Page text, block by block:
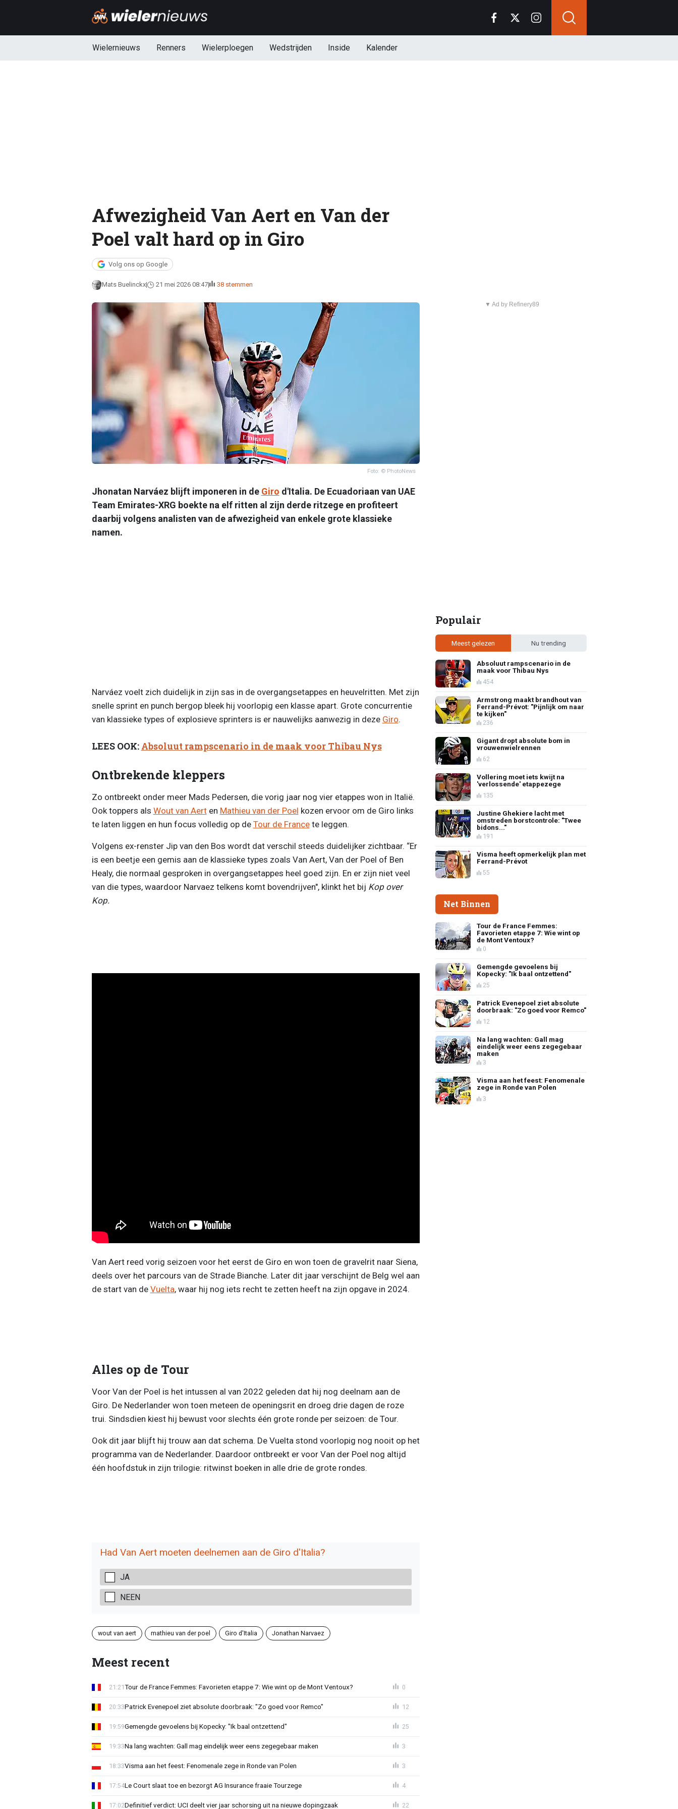
Wielernieuws Renners Wielerploegen Wedstrijden Inside Kalender
Afwezigheid Van Aert en Van der
Poel valt hard op in Giro
Volg ons op Google
Mats Buelinckx 21 mei 2026 08:47 38 stemmen
Foto: © PhotoNews
Jhonatan Narváez blijft imponeren in de Giro d'Italia. De Ecuadoriaan van UAE
Team Emirates-XRG boekte na elf ritten al zijn derde ritzege en profiteert
daarbij volgens analisten van de afwezigheid van enkele grote klassieke
namen.
Narváez voelt zich duidelijk in zijn sas in de overgangsetappes en heuvelritten. Met zijn
snelle sprint en punch bergop bleek hij voorlopig een klasse apart. Grote concurrentie
van klassieke types of explosieve sprinters is er nauwelijks aanwezig in deze Giro.
LEES OOK: Absoluut rampscenario in de maak voor Thibau Nys
Ontbrekende kleppers
Zo ontbreekt onder meer Mads Pedersen, die vorig jaar nog vier etappes won in Italië.
Ook toppers als Wout van Aerten Mathieu van der Poel kozen ervoor om de Giro links
te laten liggen en hun focus volledig op de Tour de Francete leggen.
Volgens ex-renster Jip van den Bos wordt dat verschil steeds duidelijker zichtbaar. “Er
is een beetje een gemis aan de klassieke types zoals Van Aert, Van der Poel of Ben
Healy, die normaal gesproken in overgangsetappes heel goed zijn. En er zijn niet veel
van die types, waardoor Narvaez telkens komt bovendrijven", klinkt het bij Kop over
Kop.
Van Aert reed vorig seizoen voor het eerst de Giro en won toen de gravelrit naar Siena,
deels over het parcours van de Strade Bianche. Later dit jaar verschijnt de Belg wel aan
de start van de Vuelta, waar hij nog iets recht te zetten heeft na zijn opgave in 2024.
Alles op de Tour
Voor Van der Poel is het intussen al van 2022 geleden dat hij nog deelnam aan de
Giro. De Nederlander won toen meteen de openingsrit en droeg drie dagen de roze
trui. Sindsdien kiest hij bewust voor slechts één grote ronde per seizoen: de Tour.
Ook dit jaar blijft hij trouw aan dat schema. De Vuelta stond voorlopig nog nooit op het
programma van de Nederlander. Daardoor ontbreekt er voor Van der Poel nog altijd
één hoofdstuk in zijn trilogie: ritwinst boeken in alle drie de grote rondes.
Had Van Aert moeten deelnemen aan de Giro d'Italia?
JA
NEEN
wout van aert mathieu van der poel Giro d'Italia Jonathan Narvaez
Meest recent
Tour de France Femmes: Favorieten etappe 7: Wie wint op de Mont Ventoux?
21:21 0
Patrick Evenepoel ziet absolute doorbraak: "Zo goed voor Remco"
20:33 12
Gemengde gevoelens bij Kopecky: "Ik baal ontzettend"
19:59 25
Na lang wachten: Gall mag eindelijk weer eens zegegebaar maken
19:33 3
Visma aan het feest: Fenomenale zege in Ronde van Polen
18:33 3
Le Court slaat toe en bezorgt AG Insurance fraaie Tourzege
17:54 4
Definitief verdict: UCI deelt vier jaar schorsing uit na nieuwe dopingzaak
17:02 22
▼ Ad by Refinery89
Populair
Meest gelezen Nu trending
Absoluut rampscenario in de
maak voor Thibau Nys
454
Armstrong maakt brandhout van
Ferrand-Prévot: "Pijnlijk om naar
te kijken"
236
Gigant dropt absolute bom in
vrouwenwielrennen
62
Vollering moet iets kwijt na
'verlossende' etappezege
135
Justine Ghekiere lacht met
omstreden borstcontrole: "Twee
bidons..."
191
Visma heeft opmerkelijk plan met
Ferrand-Prévot
55
Net Binnen
Tour de France Femmes:
Favorieten etappe 7: Wie wint op
de Mont Ventoux?
0
Gemengde gevoelens bij
Kopecky: "Ik baal ontzettend"
25
Patrick Evenepoel ziet absolute
doorbraak: "Zo goed voor Remco"
12
Na lang wachten: Gall mag
eindelijk weer eens zegegebaar
maken
3
Visma aan het feest: Fenomenale
zege in Ronde van Polen
3